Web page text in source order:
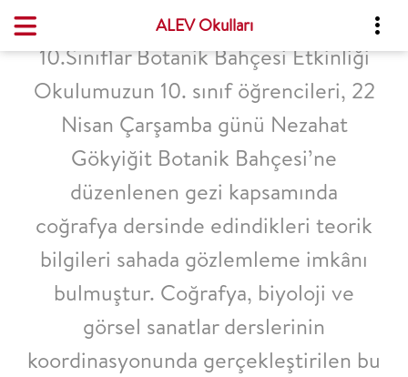
ALEV Okulları
10.Sınıflar Botanik Bahçesi Etkinliği
Okulumuzun 10. sınıf öğrencileri, 22
Nisan Çarşamba günü Nezahat
Gökyiğit Botanik Bahçesi’ne
düzenlenen gezi kapsamında
coğrafya dersinde edindikleri teorik
bilgileri sahada gözlemleme imkânı
bulmuştur. Coğrafya, biyoloji ve
görsel sanatlar derslerinin
koordinasyonunda gerçekleştirilen bu